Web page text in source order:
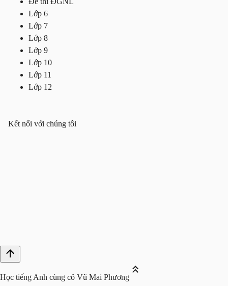
Lớp 6
Lớp 7
Lớp 8
Lớp 9
Lớp 10
Lớp 11
Lớp 12
Kết nối với chúng tôi
Học tiếng Anh cùng cô Vũ Mai Phương